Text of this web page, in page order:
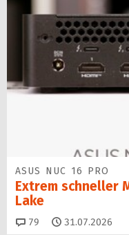
ASUS NUC 16 PRO
Extrem schneller
Lake
79 Kommentare
31.07.2026